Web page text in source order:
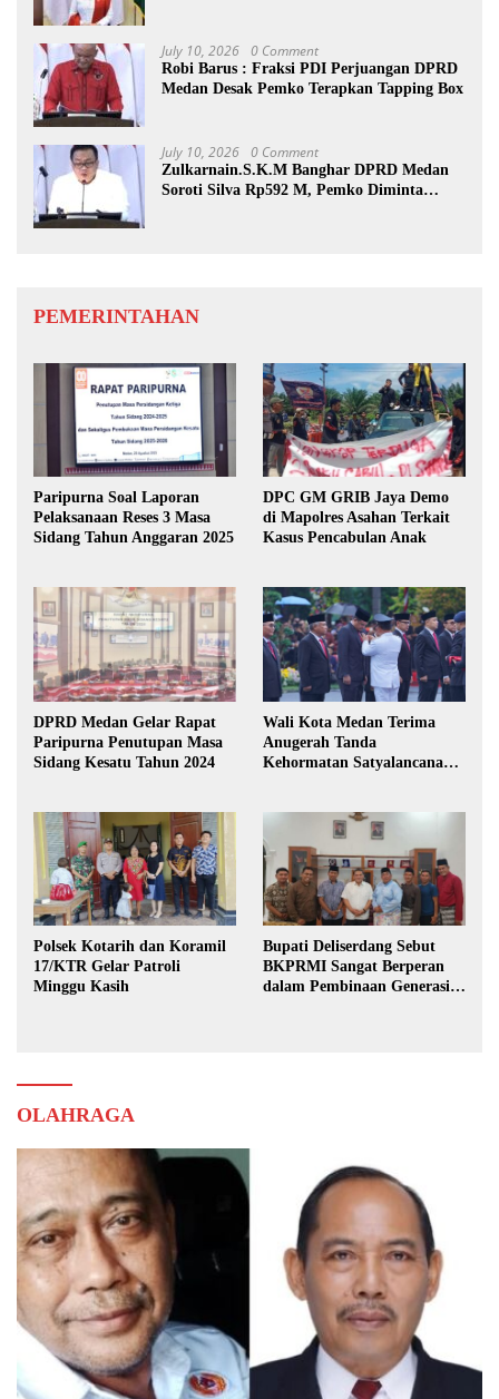
July 10, 2026 0 Comment
Robi Barus : Fraksi PDI Perjuangan DPRD
Medan Desak Pemko Terapkan Tapping Box
July 10, 2026 0 Comment
Zulkarnain.S.K.M Banghar DPRD Medan
Soroti Silva Rp592 M, Pemko Diminta
PEMERINTAHAN
Paripurna Soal Laporan
Pelaksanaan Reses 3 Masa
Sidang Tahun Anggaran 2025
DPC GM GRIB Jaya Demo
di Mapolres Asahan Terkait
Kasus Pencabulan Anak
DPRD Medan Gelar Rapat
Paripurna Penutupan Masa
Sidang Kesatu Tahun 2024
Wali Kota Medan Terima
Anugerah Tanda
Kehormatan Satyalancana
Polsek Kotarih dan Koramil
17/KTR Gelar Patroli
Minggu Kasih
Bupati Deliserdang Sebut
BKPRMI Sangat Berperan
dalam Pembinaan Generasi
OLAHRAGA